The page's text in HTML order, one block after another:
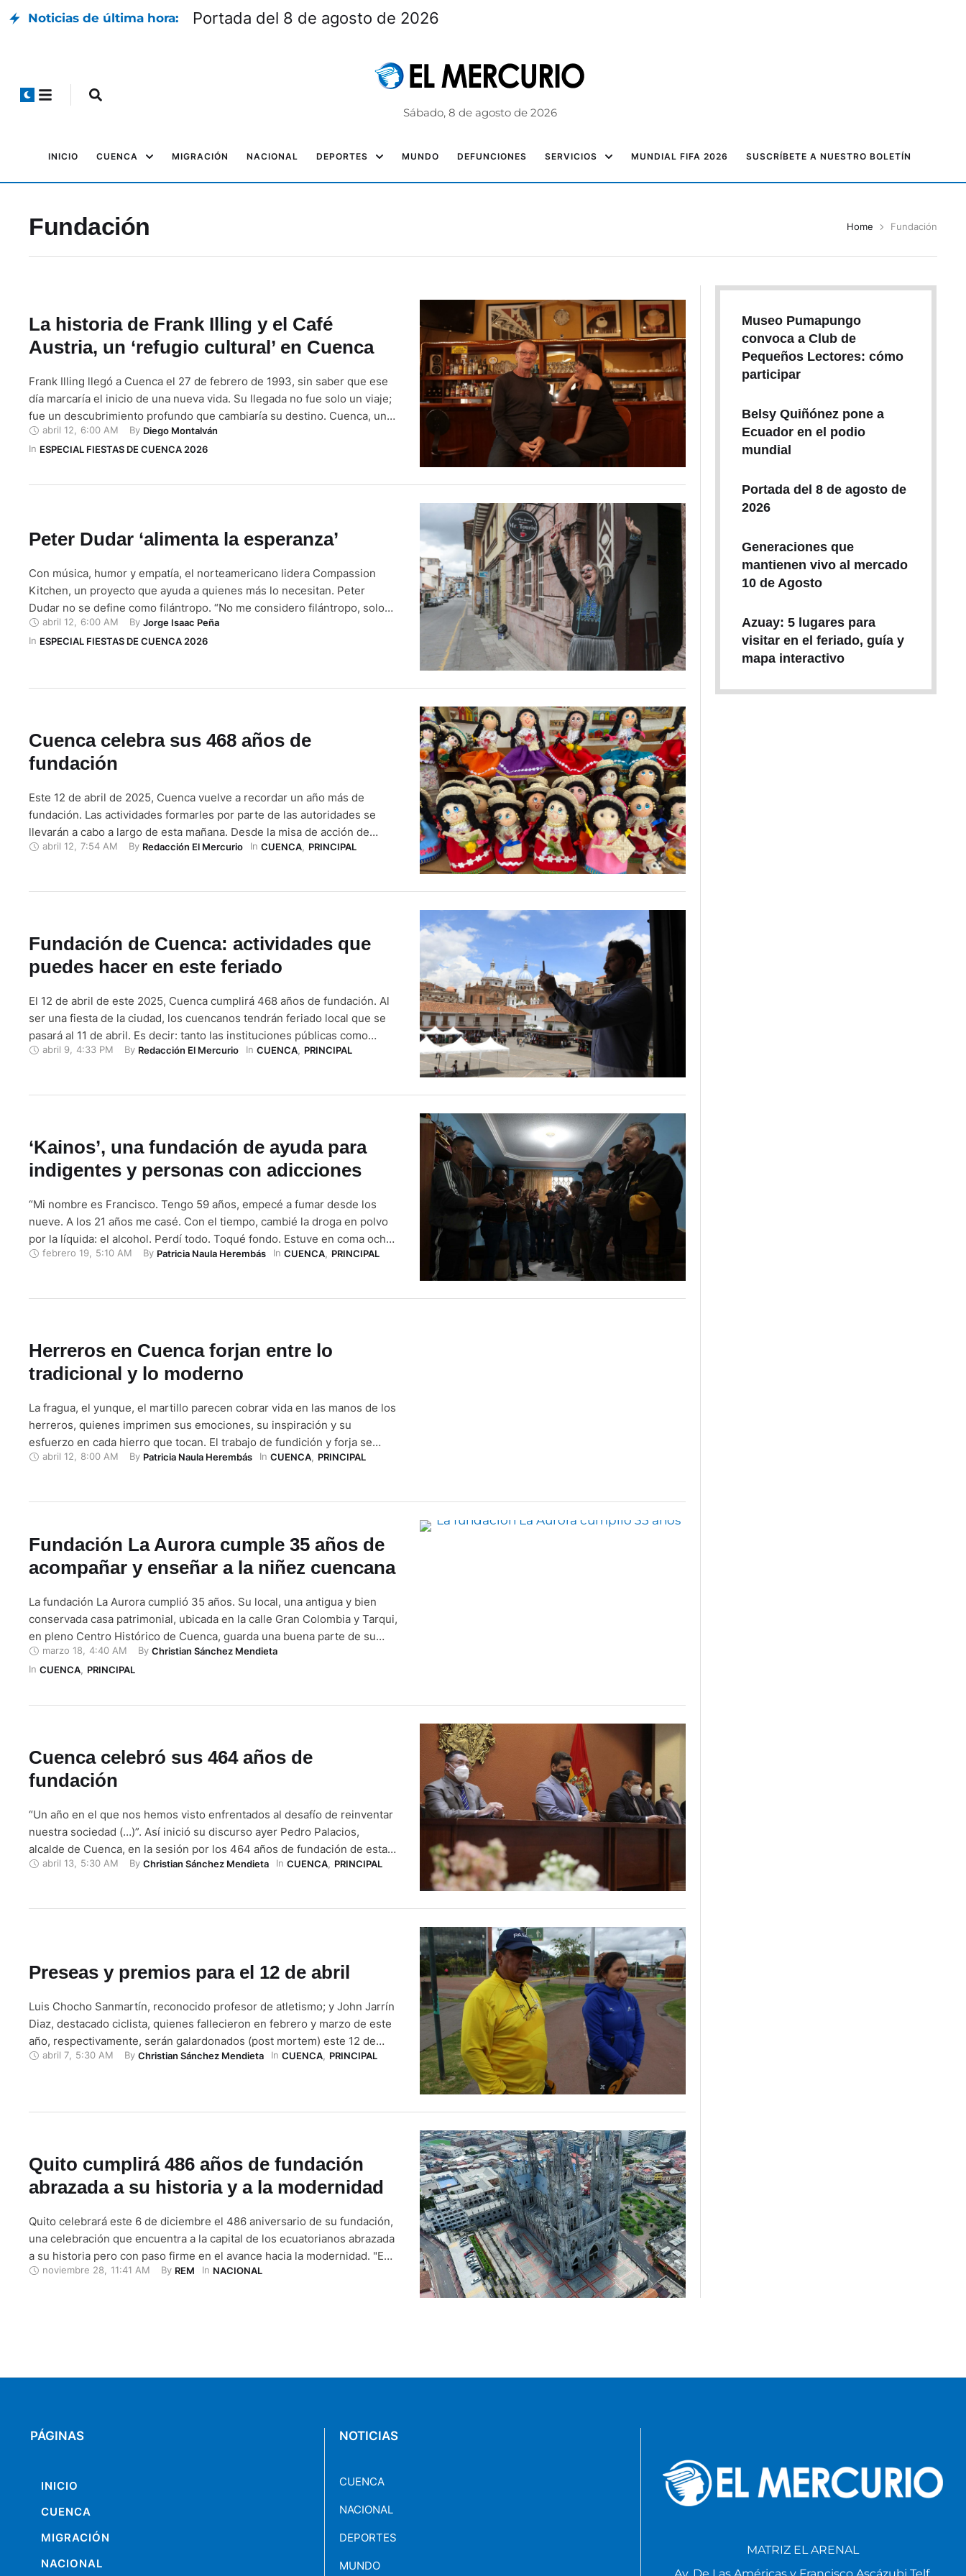
Noticias de última hora: Portada del 8 de agosto de 2026
Sábado, 8 de agosto de 2026
INICIO CUENCA MIGRACIÓN NACIONAL DEPORTES MUNDO DEFUNCIONES SERVICIOS MUNDIAL FIFA 2026 SUSCRÍBETE A NUESTRO BOLETÍN
Fundación Home Fundación
La historia de Frank Illing y el Café
Austria, un ‘refugio cultural’ en Cuenca
Frank Illing llegó a Cuenca el 27 de febrero de 1993, sin saber que ese
día marcaría el inicio de una nueva vida. Su llegada no fue solo un viaje;
fue un descubrimiento profundo que cambiaría su destino. Cuenca, una
ciudad llena de historia y tradición, lo acogió con los brazos abiertos, y
él comenzó …
abril 12 6:00 AM By Diego Montalván
In ESPECIAL FIESTAS DE CUENCA 2026
Peter Dudar ‘alimenta la esperanza’
Con música, humor y empatía, el norteamericano lidera Compassion
Kitchen, un proyecto que ayuda a quienes más lo necesitan. Peter
Dudar no se define como filántropo. “No me considero filántropo, solo
soy un artista loco, pero contento”, dice entre risas. No obstante, su
trabajo cotidiano en Cuenca revela una realidad distinta: lidera
abril 12 6:00 AM By Jorge Isaac Peña
In ESPECIAL FIESTAS DE CUENCA 2026
Cuenca celebra sus 468 años de
fundación
Este 12 de abril de 2025, Cuenca vuelve a recordar un año más de
fundación. Las actividades formarles por parte de las autoridades se
llevarán a cabo a largo de esta mañana. Desde la misa de acción de
gracias, pasando por la colocación del arreglo floral, hasta la realización
abril 12 7:54 AM By Redacción El Mercurio In CUENCA, PRINCIPAL
Fundación de Cuenca: actividades que
puedes hacer en este feriado
El 12 de abril de este 2025, Cuenca cumplirá 468 años de fundación. Al
ser una fiesta de la ciudad, los cuencanos tendrán feriado local que se
pasará al 11 de abril. Es decir: tanto las instituciones públicas como
privadas, incluidas las empresas y los establecimientos educativos,
abril 9 4:33 PM By Redacción El Mercurio In CUENCA, PRINCIPAL
‘Kainos’, una fundación de ayuda para
indigentes y personas con adicciones
“Mi nombre es Francisco. Tengo 59 años, empecé a fumar desde los
nueve. A los 21 años me casé. Con el tiempo, cambié la droga en polvo
por la líquida: el alcohol. Perdí todo. Toqué fondo. Estuve en coma ocho
meses por un accidente. Pero hoy me estoy rehabilitando y doy gracias
febrero 19, 5:10 AM By Patricia Naula Herembás In CUENCA, PRINCIPAL
Herreros en Cuenca forjan entre lo
tradicional y lo moderno
La fragua, el yunque, el martillo parecen cobrar vida en las manos de los
herreros, quienes imprimen sus emociones, su inspiración y su
esfuerzo en cada hierro que tocan. El trabajo de fundición y forja se
desarrolla en Cuenca desde la época colonial en el barrio Las Herrerías,
abril 12, 8:00 AM By Patricia Naula Herembás In CUENCA, PRINCIPAL
Fundación La Aurora cumple 35 años de
acompañar y enseñar a la niñez cuencana
La fundación La Aurora cumplió 35 años. Su local, una antigua y bien
conservada casa patrimonial, ubicada en la calle Gran Colombia y Tarqui,
en pleno Centro Histórico de Cuenca, guarda una buena parte de su
historia. Actualmente allí acuden 60 niños, de familias de escasos
recursos económicos, para recibir clases y aprender a desarrollar …
marzo 18, 4:40 AM By Christian Sánchez Mendieta
In CUENCA, PRINCIPAL
Cuenca celebró sus 464 años de
fundación
“Un año en el que nos hemos visto enfrentados al desafío de reinventar
nuestra sociedad (…)”. Así inició su discurso ayer Pedro Palacios,
alcalde de Cuenca, en la sesión por los 464 años de fundación de esta
ciudad. “Un nuevo e inmenso desafío que no solo se inscribe en el
abril 13, 5:30 AM By Christian Sánchez Mendieta In CUENCA, PRINCIPAL
Preseas y premios para el 12 de abril
Luis Chocho Sanmartín, reconocido profesor de atletismo; y John Jarrín
Diaz, destacado ciclista, quienes fallecieron en febrero y marzo de este
año, respectivamente, serán galardonados (post mortem) este 12 de
abril. Esto como parte de los reconocimientos que entrega el Concejo
abril 7, 5:30 AM By Christian Sánchez Mendieta In CUENCA, PRINCIPAL
Quito cumplirá 486 años de fundación
abrazada a su historia y a la modernidad
Quito celebrará este 6 de diciembre el 486 aniversario de su fundación,
una celebración que encuentra a la capital de los ecuatorianos abrazada
a su historia pero con paso firme en el avance hacia la modernidad. "Es
una ciudad que ha crecido, que se ha modernizado, pero que no ha
noviembre 28, 11:41 AM By REM In NACIONAL
Museo Pumapungo
convoca a Club de
Pequeños Lectores: cómo
participar
Belsy Quiñónez pone a
Ecuador en el podio
mundial
Portada del 8 de agosto de
2026
Generaciones que
mantienen vivo al mercado
10 de Agosto
Azuay: 5 lugares para
visitar en el feriado, guía y
mapa interactivo
PÁGINAS
INICIO
CUENCA
MIGRACIÓN
NACIONAL
NOTICIAS
CUENCA
NACIONAL
DEPORTES
MUNDO
MATRIZ EL ARENAL